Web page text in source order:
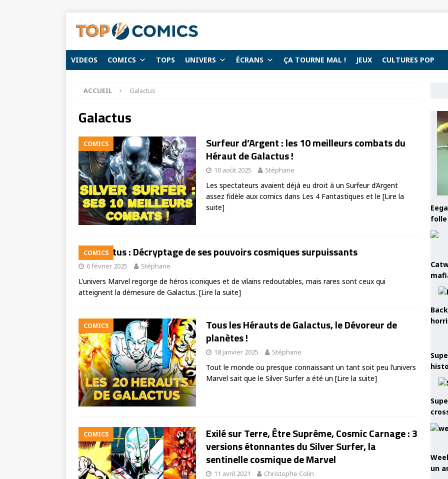
VIDEOS COMICS TOPS UNIVERS ÉCRANS ÇA TOURNE MAL ! JEUX CULTURES POP
ACCUEIL Galactus
Galactus
COMICS
Surfeur d’Argent : les 10 meilleurs combats du
Héraut de Galactus !
10 août 2025 Stéphane
Les spectateurs avaient déjà eu droit à un Surfeur d’Argent
assez fidèle aux comics dans Les 4 Fantastiques et le [Lire la
suite]
COMICS
Galactus : Décryptage de ses pouvoirs cosmiques surpuissants
6 février 2025 Stéphane
L’univers Marvel regorge de héros iconiques et de vilains redoutables, mais rares sont ceux qui
atteignent la démesure de Galactus. [Lire la suite]
COMICS
Tous les Hérauts de Galactus, le Dévoreur de
planètes !
18 janvier 2025 Stéphane
Tout le monde ou presque connaissant un tant soit peu l’univers
Marvel sait que le Silver Surfer a été un [Lire la suite]
COMICS
Exilé sur Terre, Être Suprême, Cosmic Carnage : 3
versions étonnantes du Silver Surfer, la
sentinelle cosmique de Marvel
11 avril 2021 Christophe Colin
folle
un